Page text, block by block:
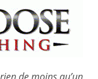
de moins qu’un